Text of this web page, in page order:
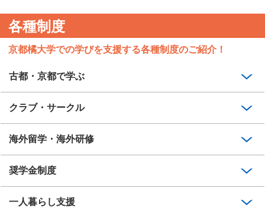
各種制度
京都橘大学での学びを支援する各種制度のご紹介！
古都・京都で学ぶ
クラブ・サークル
海外留学・海外研修
奨学金制度
一人暮らし支援